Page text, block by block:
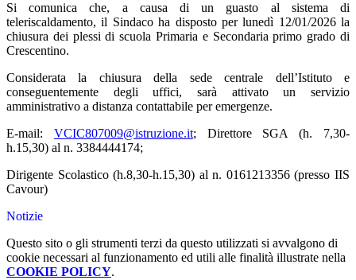
Si comunica che, a causa di un guasto al sistema di
teleriscaldamento, il Sindaco ha disposto per lunedì 12/01/2026 la
chiusura dei plessi di scuola Primaria e Secondaria primo grado di
Crescentino.
Considerata la chiusura della sede centrale dell’Istituto e
conseguentemente degli uffici, sarà attivato un servizio
amministrativo a distanza contattabile per emergenze.
E-mail: VCIC807009@istruzione.it; Direttore SGA (h. 7,30-
h.15,30) al n. 3384444174;
Dirigente Scolastico (h.8,30-h.15,30) al n. 0161213356 (presso IIS
Cavour)
Notizie
Questo sito o gli strumenti terzi da questo utilizzati si avvalgono di
cookie necessari al funzionamento ed utili alle finalità illustrate nella
COOKIE POLICY.